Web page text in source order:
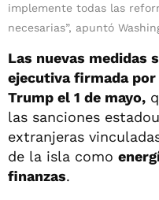
implemente todas las
necesarias”, apuntó
Las nuevas medidas
ejecutiva firmada
Trump el 1 de mayo,
las sanciones
extranjeras
de la isla como
finanzas.